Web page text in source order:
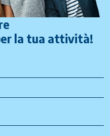
la tua attività!